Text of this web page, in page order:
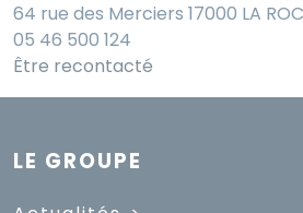
64 rue des Merciers 17000 LA
05 46 500 124
Être recontacté
LE GROUPE